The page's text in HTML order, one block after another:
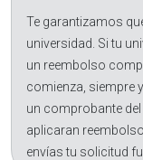
Te garantizamos
universidad. Si tu
un reembolso
comienza, siempre
un comprobante
aplicaran
envías tu solicitud